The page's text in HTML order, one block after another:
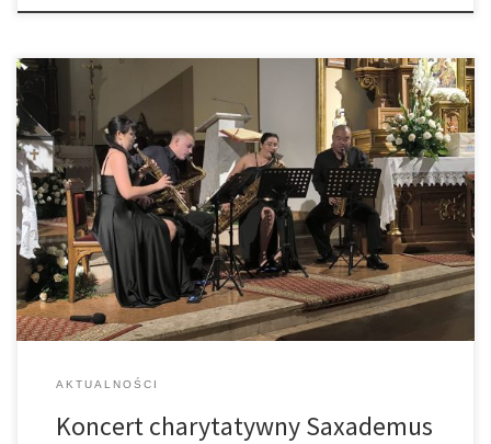
W środę 28 sierpnia w naszym kościele miał miejsce koncert
charytatywny Saxademus Quartet na rzecz Miłoszka, którego
głównym pomysłodawcom i organizatorem była nasza parafianka
Wiktoria Kawik. Dzięki Wam udało się zebrać imponującą kwotę
4500 zł na pomoc dla chłopca w walce z rzadką chorobą
Dziękujemy parafianom raz jeszcze za […]
AKTUALNOŚCI
Koncert charytatywny Saxademus